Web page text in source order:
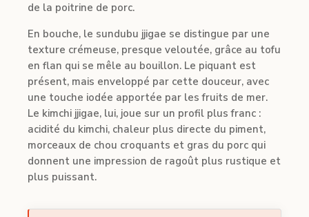
de la poitrine de porc.
En bouche, le sundubu jjigae se distingue par une
texture crémeuse, presque veloutée, grâce au tofu
en flan qui se mêle au bouillon. Le piquant est
présent, mais enveloppé par cette douceur, avec
une touche iodée apportée par les fruits de mer.
Le kimchi jjigae, lui, joue sur un profil plus franc :
acidité du kimchi, chaleur plus directe du piment,
morceaux de chou croquants et gras du porc qui
donnent une impression de ragoût plus rustique et
plus puissant.